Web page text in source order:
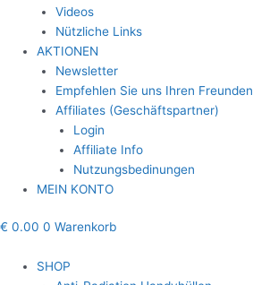
Videos
Nützliche Links
AKTIONEN
Newsletter
Empfehlen Sie uns Ihren Freunden
Affiliates (Geschäftspartner)
Login
Affiliate Info
Nutzungsbedinungen
MEIN KONTO
€ 0.00 0 Warenkorb
SHOP